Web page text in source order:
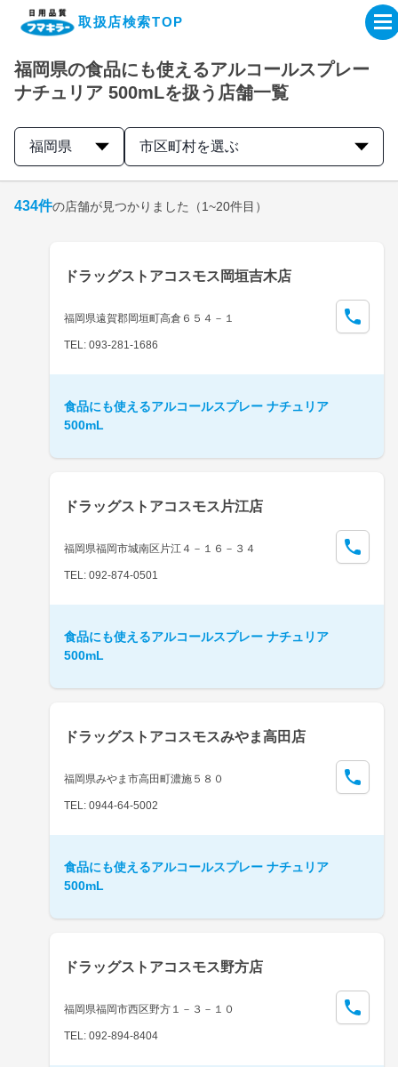
取扱店検索TOP
企業・IR情報サイト
製品情報サイト
取扱店検索はこちら
福岡県の食品にも使えるアルコールスプレー
ナチュリア 500mLを扱う店舗一覧
福岡県 市区町村を選ぶ
434件の店舗が見つかりました （1~20件目）
ドラッグストアコスモス岡垣吉木店
福岡県遠賀郡岡垣町高倉６５４－１
TEL: 093-281-1686
食品にも使えるアルコールスプレー ナチュリア
500mL
ドラッグストアコスモス片江店
福岡県福岡市城南区片江４－１６－３４
TEL: 092-874-0501
食品にも使えるアルコールスプレー ナチュリア
500mL
ドラッグストアコスモスみやま高田店
福岡県みやま市高田町濃施５８０
TEL: 0944-64-5002
食品にも使えるアルコールスプレー ナチュリア
500mL
ドラッグストアコスモス野方店
福岡県福岡市西区野方１－３－１０
TEL: 092-894-8404